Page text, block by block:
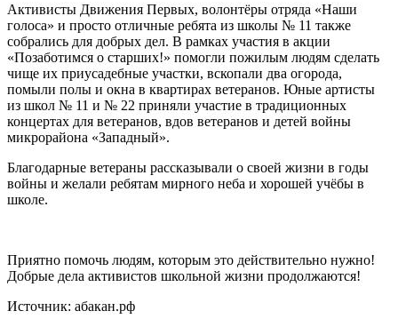
Активисты Движения Первых, волонтёры отряда «Наши
голоса» и просто отличные ребята из школы № 11 также
собрались для добрых дел. В рамках участия в акции
«Позаботимся о старших!» помогли пожилым людям сделать
чище их приусадебные участки, вскопали два огорода,
помыли полы и окна в квартирах ветеранов. Юные артисты
из школ № 11 и № 22 приняли участие в традиционных
концертах для ветеранов, вдов ветеранов и детей войны
микрорайона «Западный».
Благодарные ветераны рассказывали о своей жизни в годы
войны и желали ребятам мирного неба и хорошей учёбы в
школе.
Приятно помочь людям, которым это действительно нужно!
Добрые дела активистов школьной жизни продолжаются!
Источник: абакан.рф